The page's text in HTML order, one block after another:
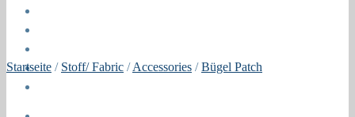
Press
Startseite / Stoff/ Fabric / Accessories / Bügel Patch